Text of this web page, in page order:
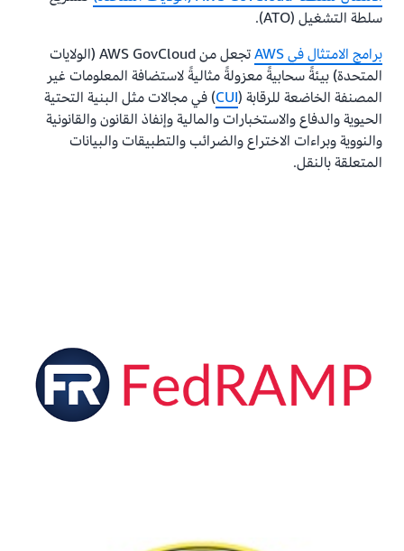
سلطة التشغيل (ATO).
برامج الامتثال في AWS
تجعل من AWS GovCloud (الولايات
المتحدة) بيئةً سحابيةً معزولةً مثاليةً لاستضافة المعلومات غير
المصنفة الخاضعة للرقابة (CUI) في مجالات مثل البنية التحتية
الحيوية والدفاع والاستخبارات والمالية وإنفاذ القانون والقانونية
والنووية وبراءات الاختراع والضرائب والتطبيقات والبيانات
المتعلقة بالنقل.